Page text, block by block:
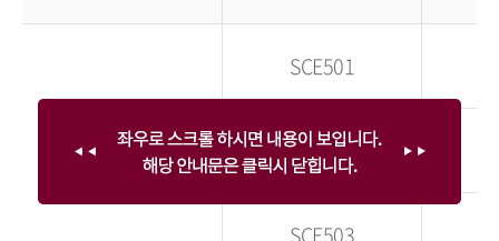
SCE501
SCE502
SCE503